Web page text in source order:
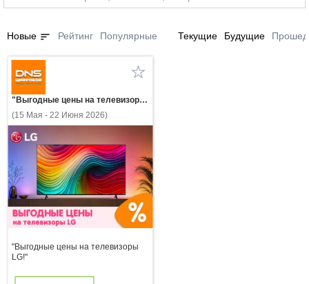
Новые sort Рейтинг Популярные Текущие Будущие
"Выгодные цены на телевизоры LG!"
(15 Мая - 22 Июня 2026)
"Выгодные цены на телевизоры
LG!"